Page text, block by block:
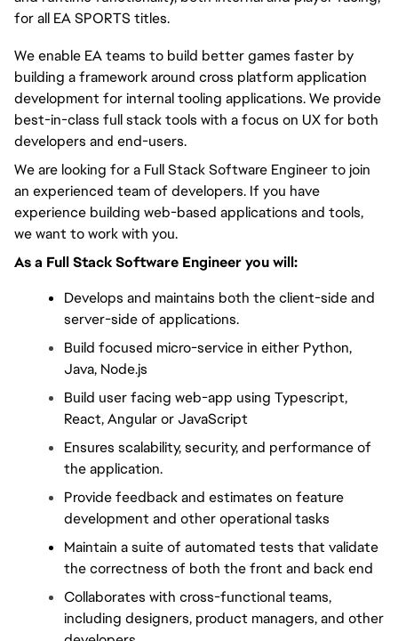
for all EA SPORTS titles.
We enable EA teams to build better games faster by
building a framework around cross platform application
development for internal tooling applications. We provide
best-in-class full stack tools with a focus on UX for both
developers and end-users.
We are looking for a Full Stack Software Engineer to join
an experienced team of developers. If you have
experience building web-based applications and tools,
we want to work with you.
As a Full Stack Software Engineer you will:
Develops and maintains both the client-side and
server-side of applications.
Build focused micro-service in either Python,
Java, Node.js
Build user facing web-app using Typescript,
React, Angular or JavaScript
Ensures scalability, security, and performance of
the application.
Provide feedback and estimates on feature
development and other operational tasks
Maintain a suite of automated tests that validate
the correctness of both the front and back end
Collaborates with cross-functional teams,
including designers, product managers, and other